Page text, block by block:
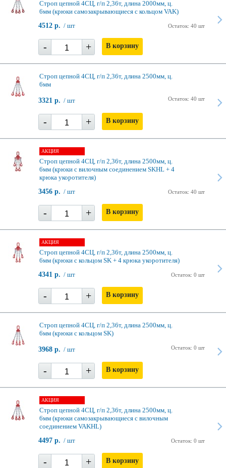
Строп цепной 4СЦ, г/п 2,36т, длина 2000мм, ц.
6мм (крюки самозакрывающиеся с кольцом VAK)
Остаток: 40 шт
4512 р. / шт
- + В корзину
Строп цепной 4СЦ, г/п 2,36т, длина 2500мм, ц.
6мм
Остаток: 40 шт
3321 р. / шт
- + В корзину
АКЦИЯ
Строп цепной 4СЦ, г/п 2,36т, длина 2500мм, ц.
6мм (крюки с вилочным соединением SKHL + 4
крюка укоротителя)
Остаток: 40 шт
3456 р. / шт
- + В корзину
АКЦИЯ
Строп цепной 4СЦ, г/п 2,36т, длина 2500мм, ц.
6мм (крюки с кольцом SK + 4 крюка укоротителя)
Остаток: 0 шт
4341 р. / шт
- + В корзину
Строп цепной 4СЦ, г/п 2,36т, длина 2500мм, ц.
6мм (крюки с кольцом SK)
Остаток: 0 шт
3968 р. / шт
- + В корзину
АКЦИЯ
Строп цепной 4СЦ, г/п 2,36т, длина 2500мм, ц.
6мм (крюки самозакрывающиеся с вилочным
соединением VAKHL)
Остаток: 0 шт
4497 р. / шт
- + В корзину